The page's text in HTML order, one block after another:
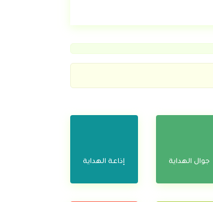
جوال الهداية إذاعة الهداية